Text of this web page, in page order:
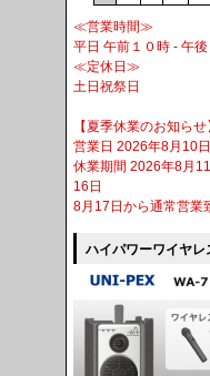
≪営業時間≫
平日 午前１０時 - 午
≪定休日≫
土日祝祭日
【夏季休業のお知らせ
営業日 2026年8月10
休業期間 2026年8月
16日
8月17日から通常営業
ハイパワーワイヤレ